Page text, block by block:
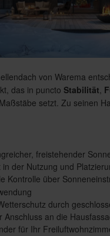
von Warema
das in puncto Stabilität
Maßstäbe setzt. Zu seinen
freistehender
in der Nutzung und
Kontrolle über
durch
Anschluss an die
für Ihr